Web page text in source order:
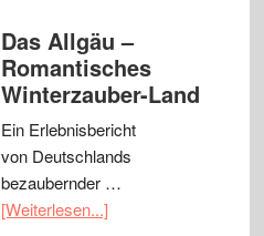
Das Allgäu –
Romantisches
Winterzauber-Land
Ein Erlebnisbericht
von Deutschlands
bezaubernder …
[Weiterlesen...]